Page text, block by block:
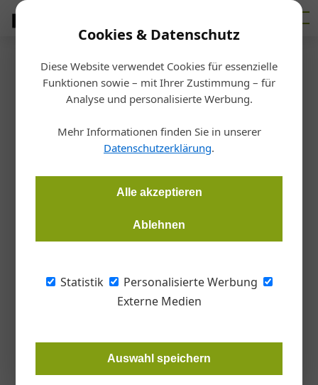
Cookies & Datenschutz
Diese Website verwendet Cookies für essenzielle
Funktionen sowie – mit Ihrer Zustimmung – für
Analyse und personalisierte Werbung.
Mehr Informationen finden Sie in unserer
Datenschutzerklärung.
Alle akzeptieren
Ablehnen
Statistik
Personalisierte Werbung
Externe Medien
Auswahl speichern
▲